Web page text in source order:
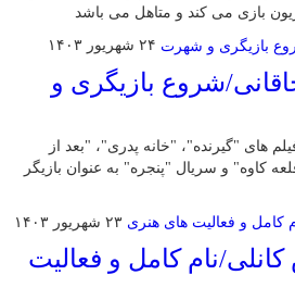
بازی می کند و متاهل می باشد
۲۴ شهریور ۱۴۰۳
شروع بازیگری و
های "گیرنده"، "خانه پدری"، "بعد از
کاوه" و سریال "پنجره" به عنوان بازیگر
۲۳ شهریور ۱۴۰۳
نام کامل و فعالیت